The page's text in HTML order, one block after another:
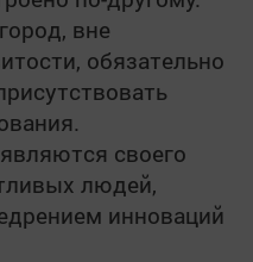
вне
обязательно
своего
людей,
инноваций